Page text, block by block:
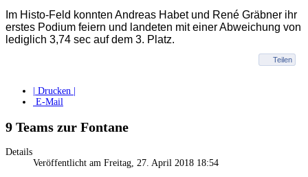
Im Histo-Feld konnten Andreas Habet und René Gräbner ihr
erstes Podium feiern und landeten mit einer Abweichung von
lediglich 3,74 sec auf dem 3. Platz.
Teilen
| Drucken |
E-Mail
9 Teams zur Fontane
Details
Veröffentlicht am Freitag, 27. April 2018 18:54